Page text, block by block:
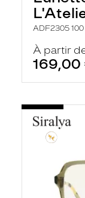
ADF2305
À partir
169,00